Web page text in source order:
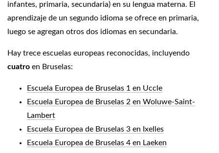
infantes, primaria, secundaria) en su lengua materna. El
aprendizaje de un segundo idioma se ofrece en primaria,
luego se agregan otros dos idiomas en secundaria.
Hay trece escuelas europeas reconocidas, incluyendo
cuatro en Bruselas:
Escuela Europea de Bruselas 1 en Uccle
Escuela Europea de Bruselas 2 en Woluwe-Saint-
Lambert
Escuela Europea de Bruselas 3 en Ixelles
Escuela Europea de Bruselas 4 en Laeken